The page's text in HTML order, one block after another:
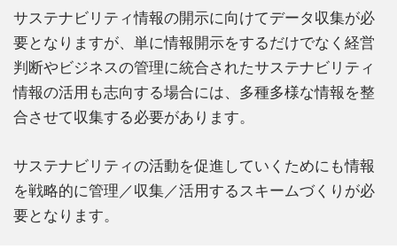
サステナビリティ情報の開⽰に向けてデータ収集が必
要となりますが、単に情報開⽰をするだけでなく経営
判断やビジネスの管理に統合されたサステナビリティ
情報の活⽤も志向する場合には、多種多様な情報を整
合させて収集する必要があります。
サステナビリティの活動を促進していくためにも情報
を戦略的に管理／収集／活⽤するスキームづくりが必
要となります。